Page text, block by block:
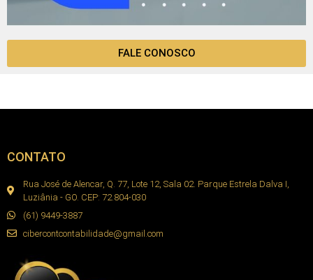
FALE CONOSCO
CONTATO
Rua José de Alencar, Q. 77, Lote 12, Sala 02. Parque Estrela Dalva I,
Luziânia - GO. CEP: 72.804-030
(61) 9449-3887
cibercontcontabilidade@gmail.com